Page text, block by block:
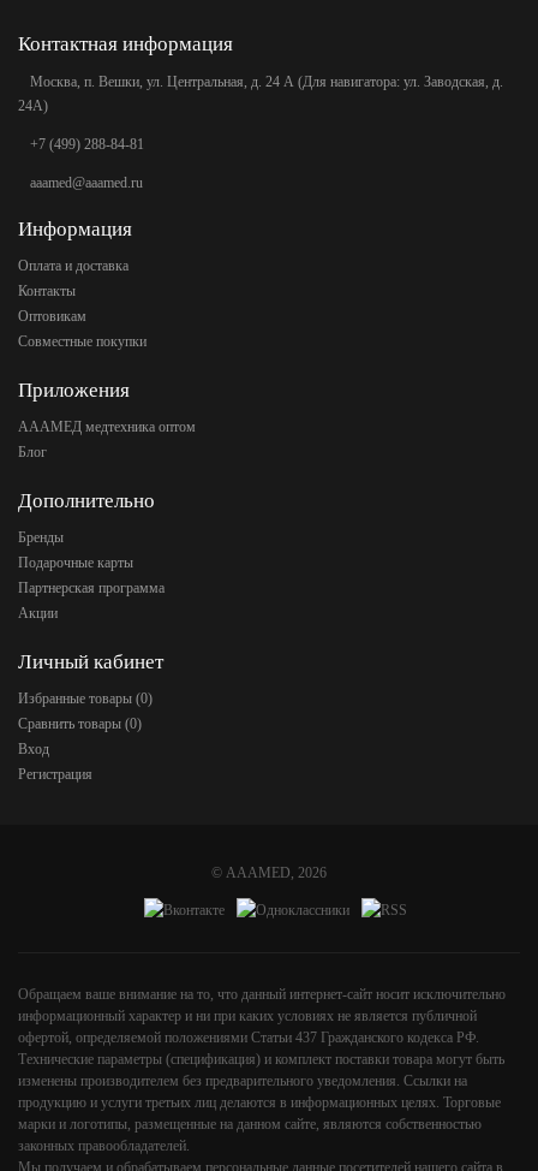
Контактная информация
Москва, п. Вешки, ул. Центральная, д. 24 А (Для навигатора: ул. Заводская, д.
24А)
+7 (499) 288-84-81
aaamed@aaamed.ru
Информация
Оплата и доставка
Контакты
Оптовикам
Совместные покупки
Приложения
АААМЕД медтехника оптом
Блог
Дополнительно
Бренды
Подарочные карты
Партнерская программа
Акции
Личный кабинет
Избранные товары (0)
Сравнить товары (0)
Вход
Регистрация
© AAAMED, 2026
Обращаем ваше внимание на то, что данный интернет-сайт носит исключительно
информационный характер и ни при каких условиях не является публичной
офертой, определяемой положениями Статьи 437 Гражданского кодекса РФ.
Технические параметры (спецификация) и комплект поставки товара могут быть
изменены производителем без предварительного уведомления. Ссылки на
продукцию и услуги третьих лиц делаются в информационных целях. Торговые
марки и логотипы, размещенные на данном сайте, являются собственностью
законных правообладателей.
Мы получаем и обрабатываем персональные данные посетителей нашего сайта в